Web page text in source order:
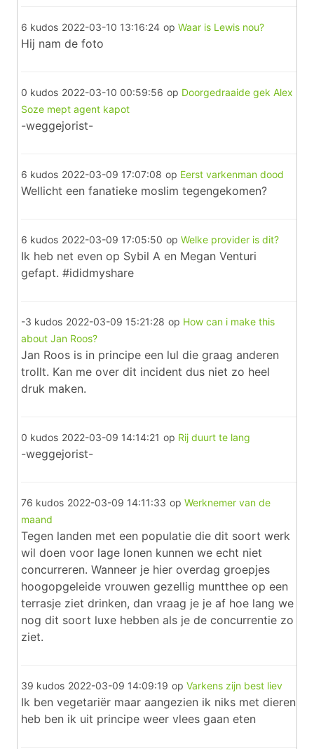
6 kudos 2022-03-10 13:16:24 op Waar is Lewis nou?
Hij nam de foto
0 kudos 2022-03-10 00:59:56 op Doorgedraaide gek Alex
Soze mept agent kapot
-weggejorist-
6 kudos 2022-03-09 17:07:08 op Eerst varkenman dood
Wellicht een fanatieke moslim tegengekomen?
6 kudos 2022-03-09 17:05:50 op Welke provider is dit?
Ik heb net even op Sybil A en Megan Venturi
gefapt. #ididmyshare
-3 kudos 2022-03-09 15:21:28 op How can i make this
about Jan Roos?
Jan Roos is in principe een lul die graag anderen
trollt. Kan me over dit incident dus niet zo heel
druk maken.
0 kudos 2022-03-09 14:14:21 op Rij duurt te lang
-weggejorist-
76 kudos 2022-03-09 14:11:33 op Werknemer van de
maand
Tegen landen met een populatie die dit soort werk
wil doen voor lage lonen kunnen we echt niet
concurreren. Wanneer je hier overdag groepjes
hoogopgeleide vrouwen gezellig muntthee op een
terrasje ziet drinken, dan vraag je je af hoe lang we
nog dit soort luxe hebben als je de concurrentie zo
ziet.
39 kudos 2022-03-09 14:09:19 op Varkens zijn best liev
Ik ben vegetariër maar aangezien ik niks met dieren
heb ben ik uit principe weer vlees gaan eten